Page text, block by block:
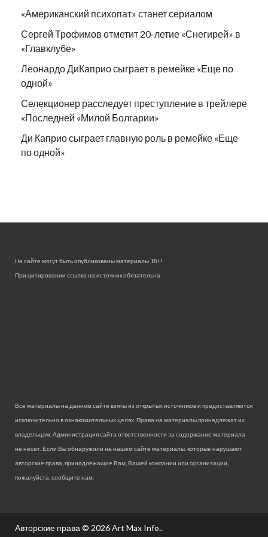
«Американский психопат» станет сериалом
Сергей Трофимов отметит 20-летие «Снегирей» в
«Главклубе»
Леонардо ДиКаприо сыграет в ремейке «Еще по
одной»
Селекционер расследует преступление в трейлере
«Последней «Милой Болгарии»
Ди Каприо сыграет главную роль в ремейке «Еще
по одной»
На сайте могут быть опубликованы материалы 18+!
При цитировании ссылка на источник обязательна.
Все материалы на данном сайте взяты из открытых источников и предоставляются
исключительно в ознакомительных целях. Права на материалы принадлежат их
владельцам. Администрация сайта ответственности за содержание материала
не несет. Если Вы обнаружили на нашем сайте материалы, которые нарушают
авторские права, принадлежащие Вам, Вашей компании или организации,
пожалуйста, сообщите нам.
Авторские права © 2026Art Max Info..